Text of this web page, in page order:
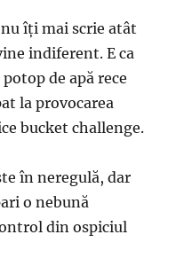
îţi mai scrie atât
indiferent. E ca
de apă rece
la provocarea
bucket challenge.
în neregulă, dar
o nebună
din ospiciul